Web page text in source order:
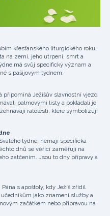
křesťanského liturgického roku,
na zemi, jeho utrpení, smrt a
má svůj specifický význam a
s pašijovým týdnem.
připomíná Ježíšův slavnostní vjezd
palmovými listy a pokládali je
ratolesti, které symbolizují
týdne, nemají specifická
dnů se věřící zaměřují na
zatčením. Jsou to dny přípravy a
s apoštoly, kdy Ježíš zřídil
jako znamení služby a
začátkem nebo přípravou na